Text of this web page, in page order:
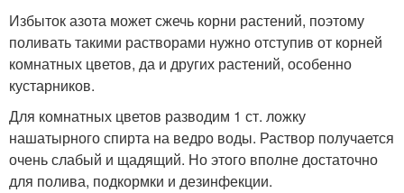
Избыток азота может сжечь корни растений, поэтому
поливать такими растворами нужно отступив от корней
комнатных цветов, да и других растений, особенно
кустарников.
Для комнатных цветов разводим 1 ст. ложку
нашатырного спирта на ведро воды. Раствор получается
очень слабый и щадящий. Но этого вполне достаточно
для полива, подкормки и дезинфекции.